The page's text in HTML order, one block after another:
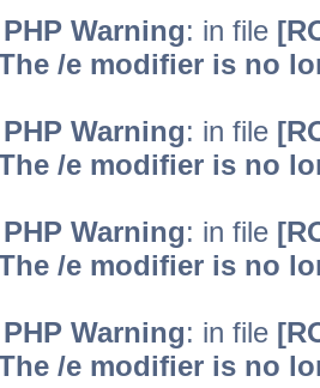
Warning: in file
/e modifier is no
Warning: in file
/e modifier is no
Warning: in file
/e modifier is no
Warning: in file
/e modifier is no